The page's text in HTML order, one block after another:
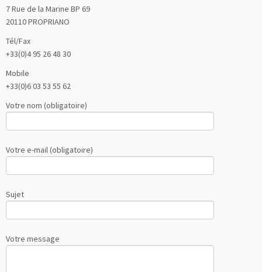
7 Rue de la Marine BP 69
20110 PROPRIANO
Tél/Fax
+33(0)4 95 26 48 30
Mobile
+33(0)6 03 53 55 62
Votre nom (obligatoire)
Votre e-mail (obligatoire)
Sujet
Votre message